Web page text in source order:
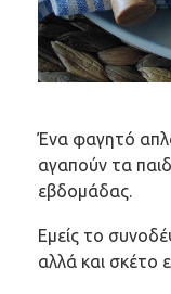
Ένα φαγητό
αγαπούν τα
εβδομάδας.
Εμείς το
αλλά και σκέτο